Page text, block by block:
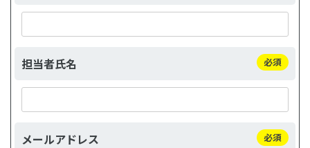
担当者氏名 必須
メールアドレス 必須